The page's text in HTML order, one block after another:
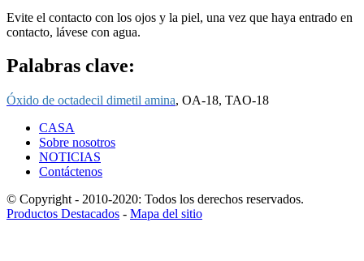
Evite el contacto con los ojos y la piel, una vez que haya entrado en
contacto, lávese con agua.
Palabras clave:
Óxido de octadecil dimetil amina, OA-18, TAO-18
CASA
Sobre nosotros
NOTICIAS
Contáctenos
© Copyright - 2010-2020: Todos los derechos reservados.
Productos Destacados - Mapa del sitio